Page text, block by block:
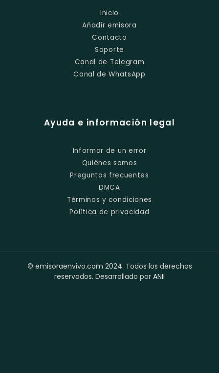
Inicio
Añadir emisora
Contacto
Soporte
Canal de Telegram
Canal de WhatsApp
Ayuda e información legal
Informar de un error
Quiénes somos
Preguntas frecuentes
DMCA
Términos y condiciones
Política de privacidad
© emisoraenvivo.com 2024. Todos los derechos
reservados. Desarrollado por ANII